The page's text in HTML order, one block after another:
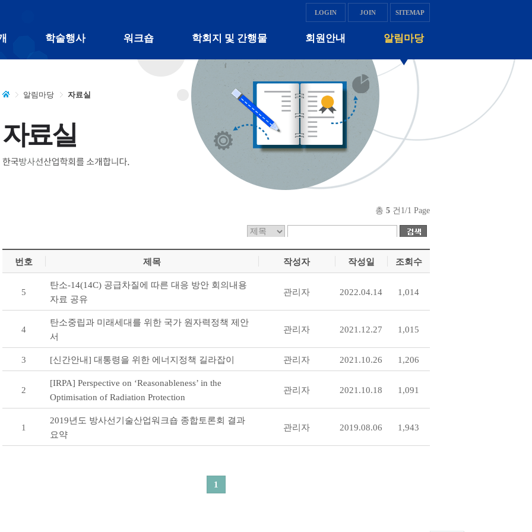
LOGIN JOIN SITEMAP
학술행사 워크숍 학회지 및 간행물 회원안내 알림마당
자료실
알림마당 자료실
총 5 건 1/1 Page
번호 제목 작성자 작성일 조회수
5
탄소-14(14C) 공급차질에 따른 대응 방안 회의내용
자료 공유
관리자 2022.04.14 1,014
4
탄소중립과 미래세대를 위한 국가 원자력정책 제안
서
관리자 2021.12.27 1,015
3 [신간안내] 대통령을 위한 에너지정책 길라잡이 관리자 2021.10.26 1,206
2
[IRPA] Perspective on ‘Reasonableness’ in the
Optimisation of Radiation Protection
관리자 2021.10.18 1,091
1
2019년도 방사선기술산업워크숍 종합토론회 결과
요약
관리자 2019.08.06 1,943
1